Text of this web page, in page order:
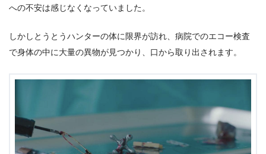
への不安は感じなくなっていました。
しかしとうとうハンターの体に限界が訪れ、病院でのエコー検査
で身体の中に大量の異物が見つかり、口から取り出されます。